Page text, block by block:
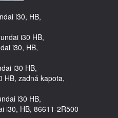
i30, HB,
i30 HB,
i30, HB,
i30 HB,
HB, zadná kapota,
i30 HB,
i30, HB, 86611-2R500